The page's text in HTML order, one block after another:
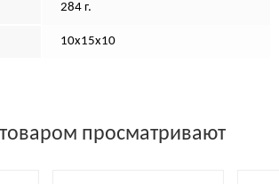
284 г.
10х15х10
просматривают